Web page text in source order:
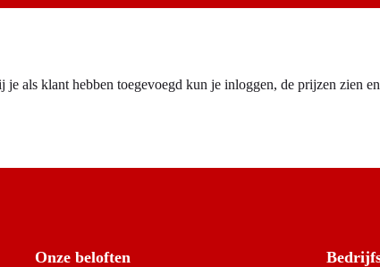
je als klant hebben toegevoegd kun je inloggen, de prijzen zien
Onze beloften